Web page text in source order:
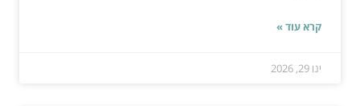
קרא עוד »
ינו 29, 2026